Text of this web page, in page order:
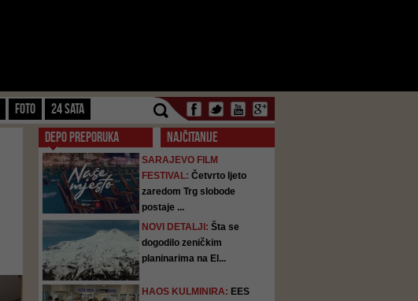
FOTO 24 SATA
DEPO PREPORUKA NAJČITANIJE
SARAJEVO FILM
FESTIVAL: Četvrto ljeto
zaredom Trg slobode
postaje ...
NOVI DETALJI: Šta se
dogodilo zeničkim
planinarima na El...
HAOS KULMINIRA: EES